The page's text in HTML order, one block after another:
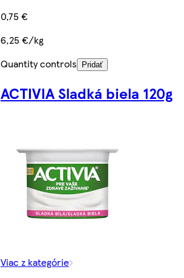
0,75 €
6,25 €/kg
Quantity controls
Pridať
ACTIVIA Sladká biela 120g
Viac z kategórie